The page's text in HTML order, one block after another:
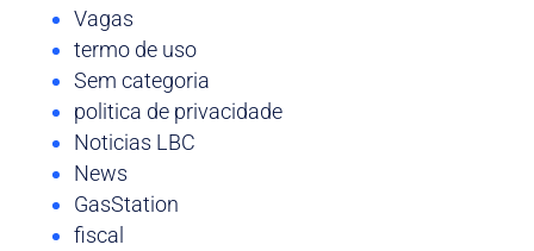
Vagas
termo de uso
Sem categoria
politica de privacidade
Noticias LBC
News
GasStation
fiscal